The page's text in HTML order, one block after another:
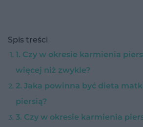
Spis treści
1. Czy w okresie karmienia
więcej niż zwykle?
2. Jaka powinna być dieta
piersią?
3. Czy w okresie karmienia